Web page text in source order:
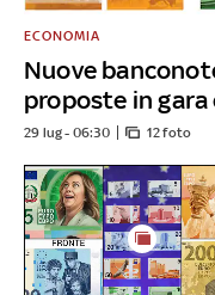
Nuove
proposte in gara
ECONOMIA
29 lug - 06:30 12 foto